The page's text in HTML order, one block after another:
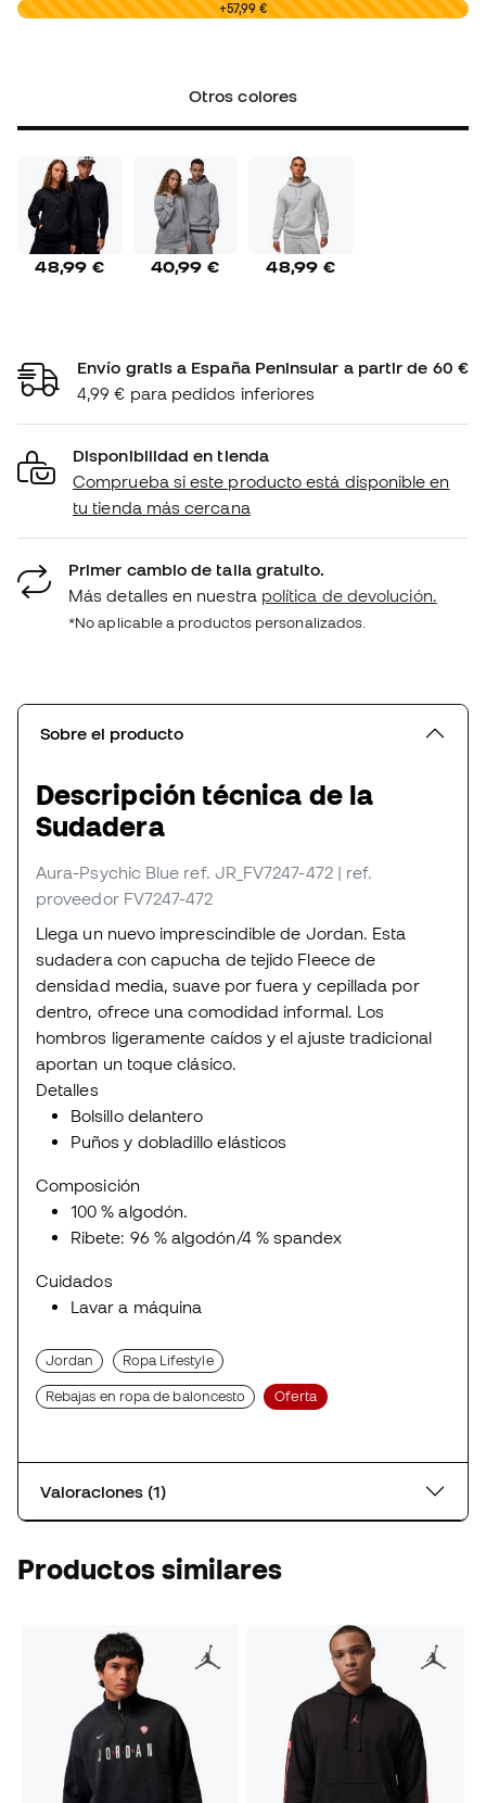
0,00 € +57,99 €
Otros colores
48,99 € 40,99 € 48,99 €
Envío gratis a España Peninsular a partir de 60 €
4,99 € para pedidos inferiores
Disponibilidad en tienda
Comprueba si este producto está disponible en
tu tienda más cercana
Primer cambio de talla gratuito.
Más detalles en nuestra política de devolución.
*No aplicable a productos personalizados.
Sobre el producto
Descripción técnica de la
Sudadera
Aura-Psychic Blue ref. JR_FV7247-472 | ref.
proveedor FV7247-472
Llega un nuevo imprescindible de Jordan. Esta
sudadera con capucha de tejido Fleece de
densidad media, suave por fuera y cepillada por
dentro, ofrece una comodidad informal. Los
hombros ligeramente caídos y el ajuste tradicional
aportan un toque clásico.
Detalles
Bolsillo delantero
Puños y dobladillo elásticos
Composición
100 % algodón.
Ribete: 96 % algodón/4 % spandex
Cuidados
Lavar a máquina
Jordan Ropa Lifestyle
Rebajas en ropa de baloncesto Oferta
Valoraciones (1)
Productos similares